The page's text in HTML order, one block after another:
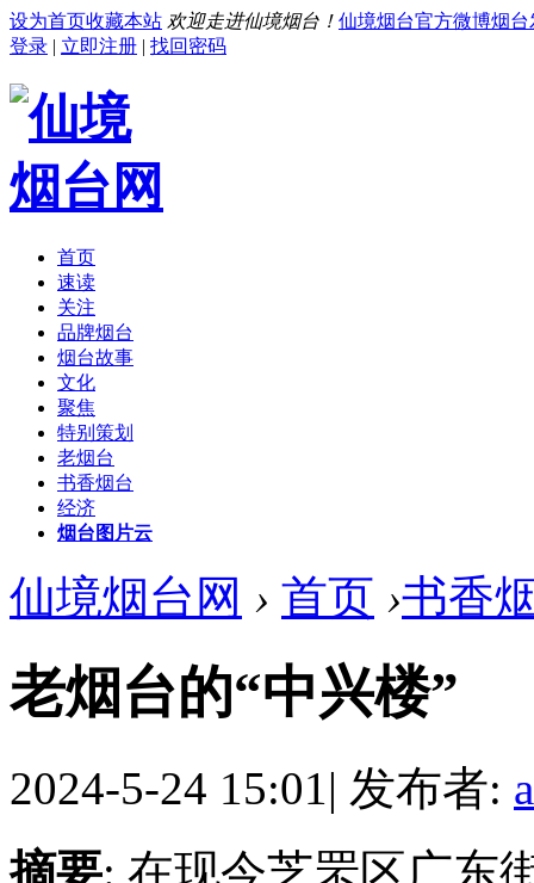
设为首页收藏本站 欢迎走进仙境烟台！ 仙境烟台官方微博烟台
登录 | 立即注册 | 找回密码
首页
速读
关注
品牌烟台
烟台故事
文化
聚焦
特别策划
老烟台
书香烟台
经济
烟台图片云
仙境烟台网 › 首页 ›书香
老烟台的“中兴楼”
2024-5-24 15:01| 发布者:
摘要: 在现今芝罘区广东